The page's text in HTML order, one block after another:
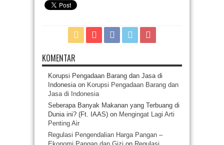
KOMENTAR
Korupsi Pengadaan Barang dan Jasa di
Indonesiaon Korupsi Pengadaan Barang dan
Jasa di Indonesia
Seberapa Banyak Makanan yang Terbuang di
Dunia ini? (Ft. IAAS) on Mengingat Lagi Arti
Penting Air
Regulasi Pengendalian Harga Pangan –